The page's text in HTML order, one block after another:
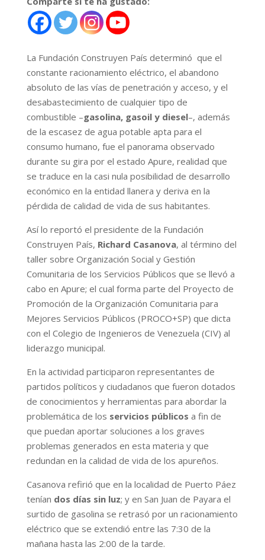
La Fundación Construyen País determinó que el
constante racionamiento eléctrico, el abandono
absoluto de las vías de penetración y acceso, y el
desabastecimiento de cualquier tipo de
combustible –gasolina, gasoil y diesel–, además
de la escasez de agua potable apta para el
consumo humano, fue el panorama observado
durante su gira por el estado Apure, realidad que
se traduce en la casi nula posibilidad de desarrollo
económico en la entidad llanera y deriva en la
pérdida de calidad de vida de sus habitantes.
Así lo reportó el presidente de la Fundación
Construyen País, Richard Casanova, al término del
taller sobre Organización Social y Gestión
Comunitaria de los Servicios Públicos que se llevó a
cabo en Apure; el cual forma parte del Proyecto de
Promoción de la Organización Comunitaria para
Mejores Servicios Públicos (PROCO+SP) que dicta
con el Colegio de Ingenieros de Venezuela (CIV) al
liderazgo municipal.
En la actividad participaron representantes de
partidos políticos y ciudadanos que fueron dotados
de conocimientos y herramientas para abordar la
problemática de los servicios públicos a fin de
que puedan aportar soluciones a los graves
problemas generados en esta materia y que
redundan en la calidad de vida de los apureños.
Casanova refirió que en la localidad de Puerto Páez
tenían dos días sin luz; y en San Juan de Payara el
surtido de gasolina se retrasó por un racionamiento
eléctrico que se extendió entre las 7:30 de la
mañana hasta las 2:00 de la tarde.